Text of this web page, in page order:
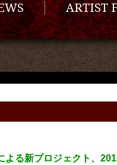
ARTIST
よる新プロジェクト、